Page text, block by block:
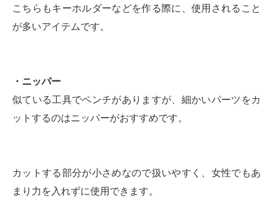
こちらもキーホルダーなどを作る際に、使用されること
が多いアイテムです。
・ニッパー
似ている工具でペンチがありますが、細かいパーツをカ
ットするのはニッパーがおすすめです。
カットする部分が小さめなので扱いやすく、女性でもあ
まり力を入れずに使用できます。